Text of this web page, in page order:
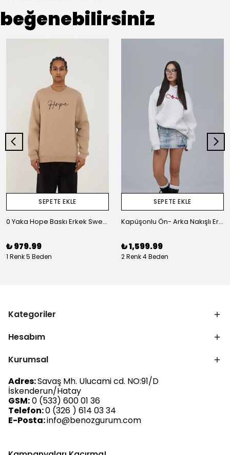
beğenebilirsiniz
SEPETE EKLE
0 Yaka Hope Baskı Erkek Sweatshirt
₺ 979.99
1 Renk 5 Beden
SEPETE EKLE
Kapüşonlu Ön- Arka Nakışlı Erkek Oversize Sweatshirt
₺ 1,599.99
2 Renk 4 Beden
Kategoriler
Hesabım
Kurumsal
Adres:Savaş Mh. Ulucami cd. NO:91/D
İskenderun/Hatay
GSM:0 (533) 600 01 36
Telefon:0 (326 ) 614 03 34
E-Posta:info@benozgurum.com